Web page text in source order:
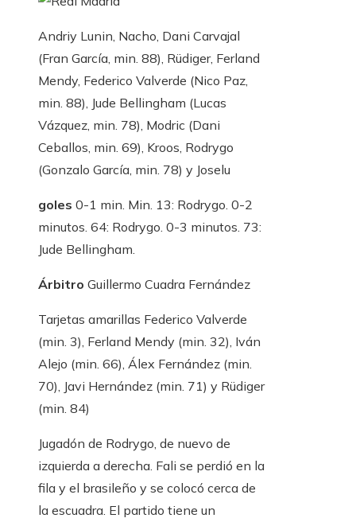
Andriy Lunin, Nacho, Dani Carvajal
(Fran García, min. 88), Rüdiger, Ferland
Mendy, Federico Valverde (Nico Paz,
min. 88), Jude Bellingham (Lucas
Vázquez, min. 78), Modric (Dani
Ceballos, min. 69), Kroos, Rodrygo
(Gonzalo García, min. 78) y Joselu
goles 0-1 min. Min. 13: Rodrygo. 0-2
minutos. 64: Rodrygo. 0-3 minutos. 73:
Jude Bellingham.
Árbitro Guillermo Cuadra Fernández
Tarjetas amarillas Federico Valverde
(min. 3), Ferland Mendy (min. 32), Iván
Alejo (min. 66), Álex Fernández (min.
70), Javi Hernández (min. 71) y Rüdiger
(min. 84)
Jugadón de Rodrygo, de nuevo de
izquierda a derecha. Fali se perdió en la
fila y el brasileño y se colocó cerca de
la escuadra. El partido tiene un